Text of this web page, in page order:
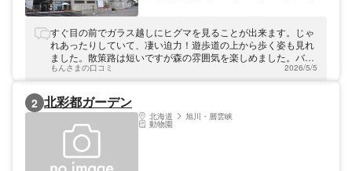
とが出来ます。当園では大迫力の体験が出来
るベアウォッチングバスや、それぞれのペー
スで散策出来る遊歩道コースなどを設置。ぜ
ひ1度、ご家族やご友人同士でエゾヒグマを
見にお越しください。
すぐ目の前でガラス越しにヒグマを見ることが出来ます。じゃ
れあったりしていて、凄い迫力！遊歩道の上から歩く姿も見れ
ました。散策路は短いですが森の雰囲気を楽しめました。バス
は運転手さんのガイドが良かったです。
もんさまの口コミ 2026/5/5
2 北彩都ガーデン
北海道 旭川・層雲峡
動物園